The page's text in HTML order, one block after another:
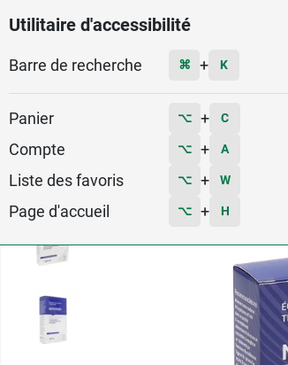
Utilitaire d'accessibilité
Barre de recherche ⌘ + K
Panier ⌥ + C
Compte ⌥ + A
Liste des favoris ⌥ + W
Page d'accueil ⌥ + H
Menu
9